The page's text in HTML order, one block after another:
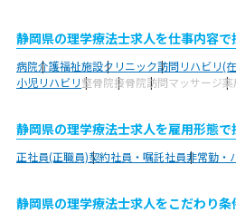
静岡県の理学療法士求人を仕事内容で
病院介護福祉施設クリニック訪問リハビリ(
小児リハビリ整骨院接骨院訪問マッサージ薬
静岡県の理学療法士求人を雇用形態で
正社員(正職員)契約社員・嘱託社員非常勤・
静岡県の理学療法士求人をこだわり条